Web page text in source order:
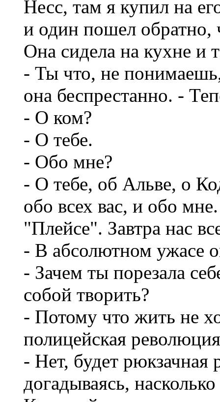
Несс, там я купил на
и один пошел обратно,
Она сидела на кухне и
- Ты что, не понимаешь,
она беспрестанно. -
- О ком?
- О тебе.
- Обо мне?
- О тебе, об Альве, о
обо всех вас, и обо
"Плейсе". Завтра нас
- В абсолютном ужасе
- Зачем ты порезала
собой творить?
- Потому что жить не
полицейская
- Нет, будет рюкзачная
догадываясь,